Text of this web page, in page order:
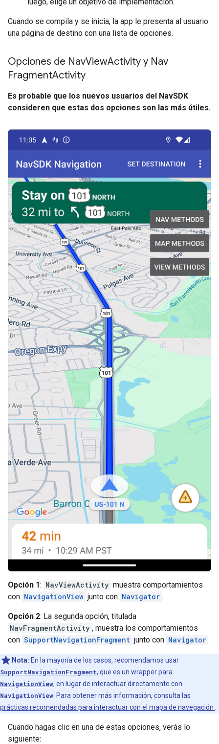
Cuando se compila y se inicia, la app le presenta al usuario
una página de destino con una lista de opciones.
Opciones de NavViewActivity y Nav
FragmentActivity
Es probable que los nuevos usuarios del NavSDK
consideren que estas dos opciones son las más útiles.
Opción 1: NavViewActivity muestra comportamientos
con NavigationView junto con Navigator .
Opción 2: La segunda opción, titulada
NavFragmentActivity , muestra los comportamientos
con SupportNavigationFragment junto con Navigator .
Nota: En la mayoría de los casos, recomendamos usar
SupportNavigationFragment, que es un wrapper para
NavigationView, en lugar de interactuar directamente con
NavigationView . Para obtener más información, consulta las
prácticas recomendadas para interactuar con el mapa de navegación
Cuando hagas clic en una de estas opciones, verás lo
siguiente: